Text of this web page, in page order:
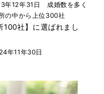
年12年31日 成婚数を多く
の中から上位300社
100社】に選ばれまし
年11年30日